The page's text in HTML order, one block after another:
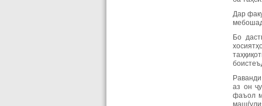
Дар
Бо
аз он
фаъол